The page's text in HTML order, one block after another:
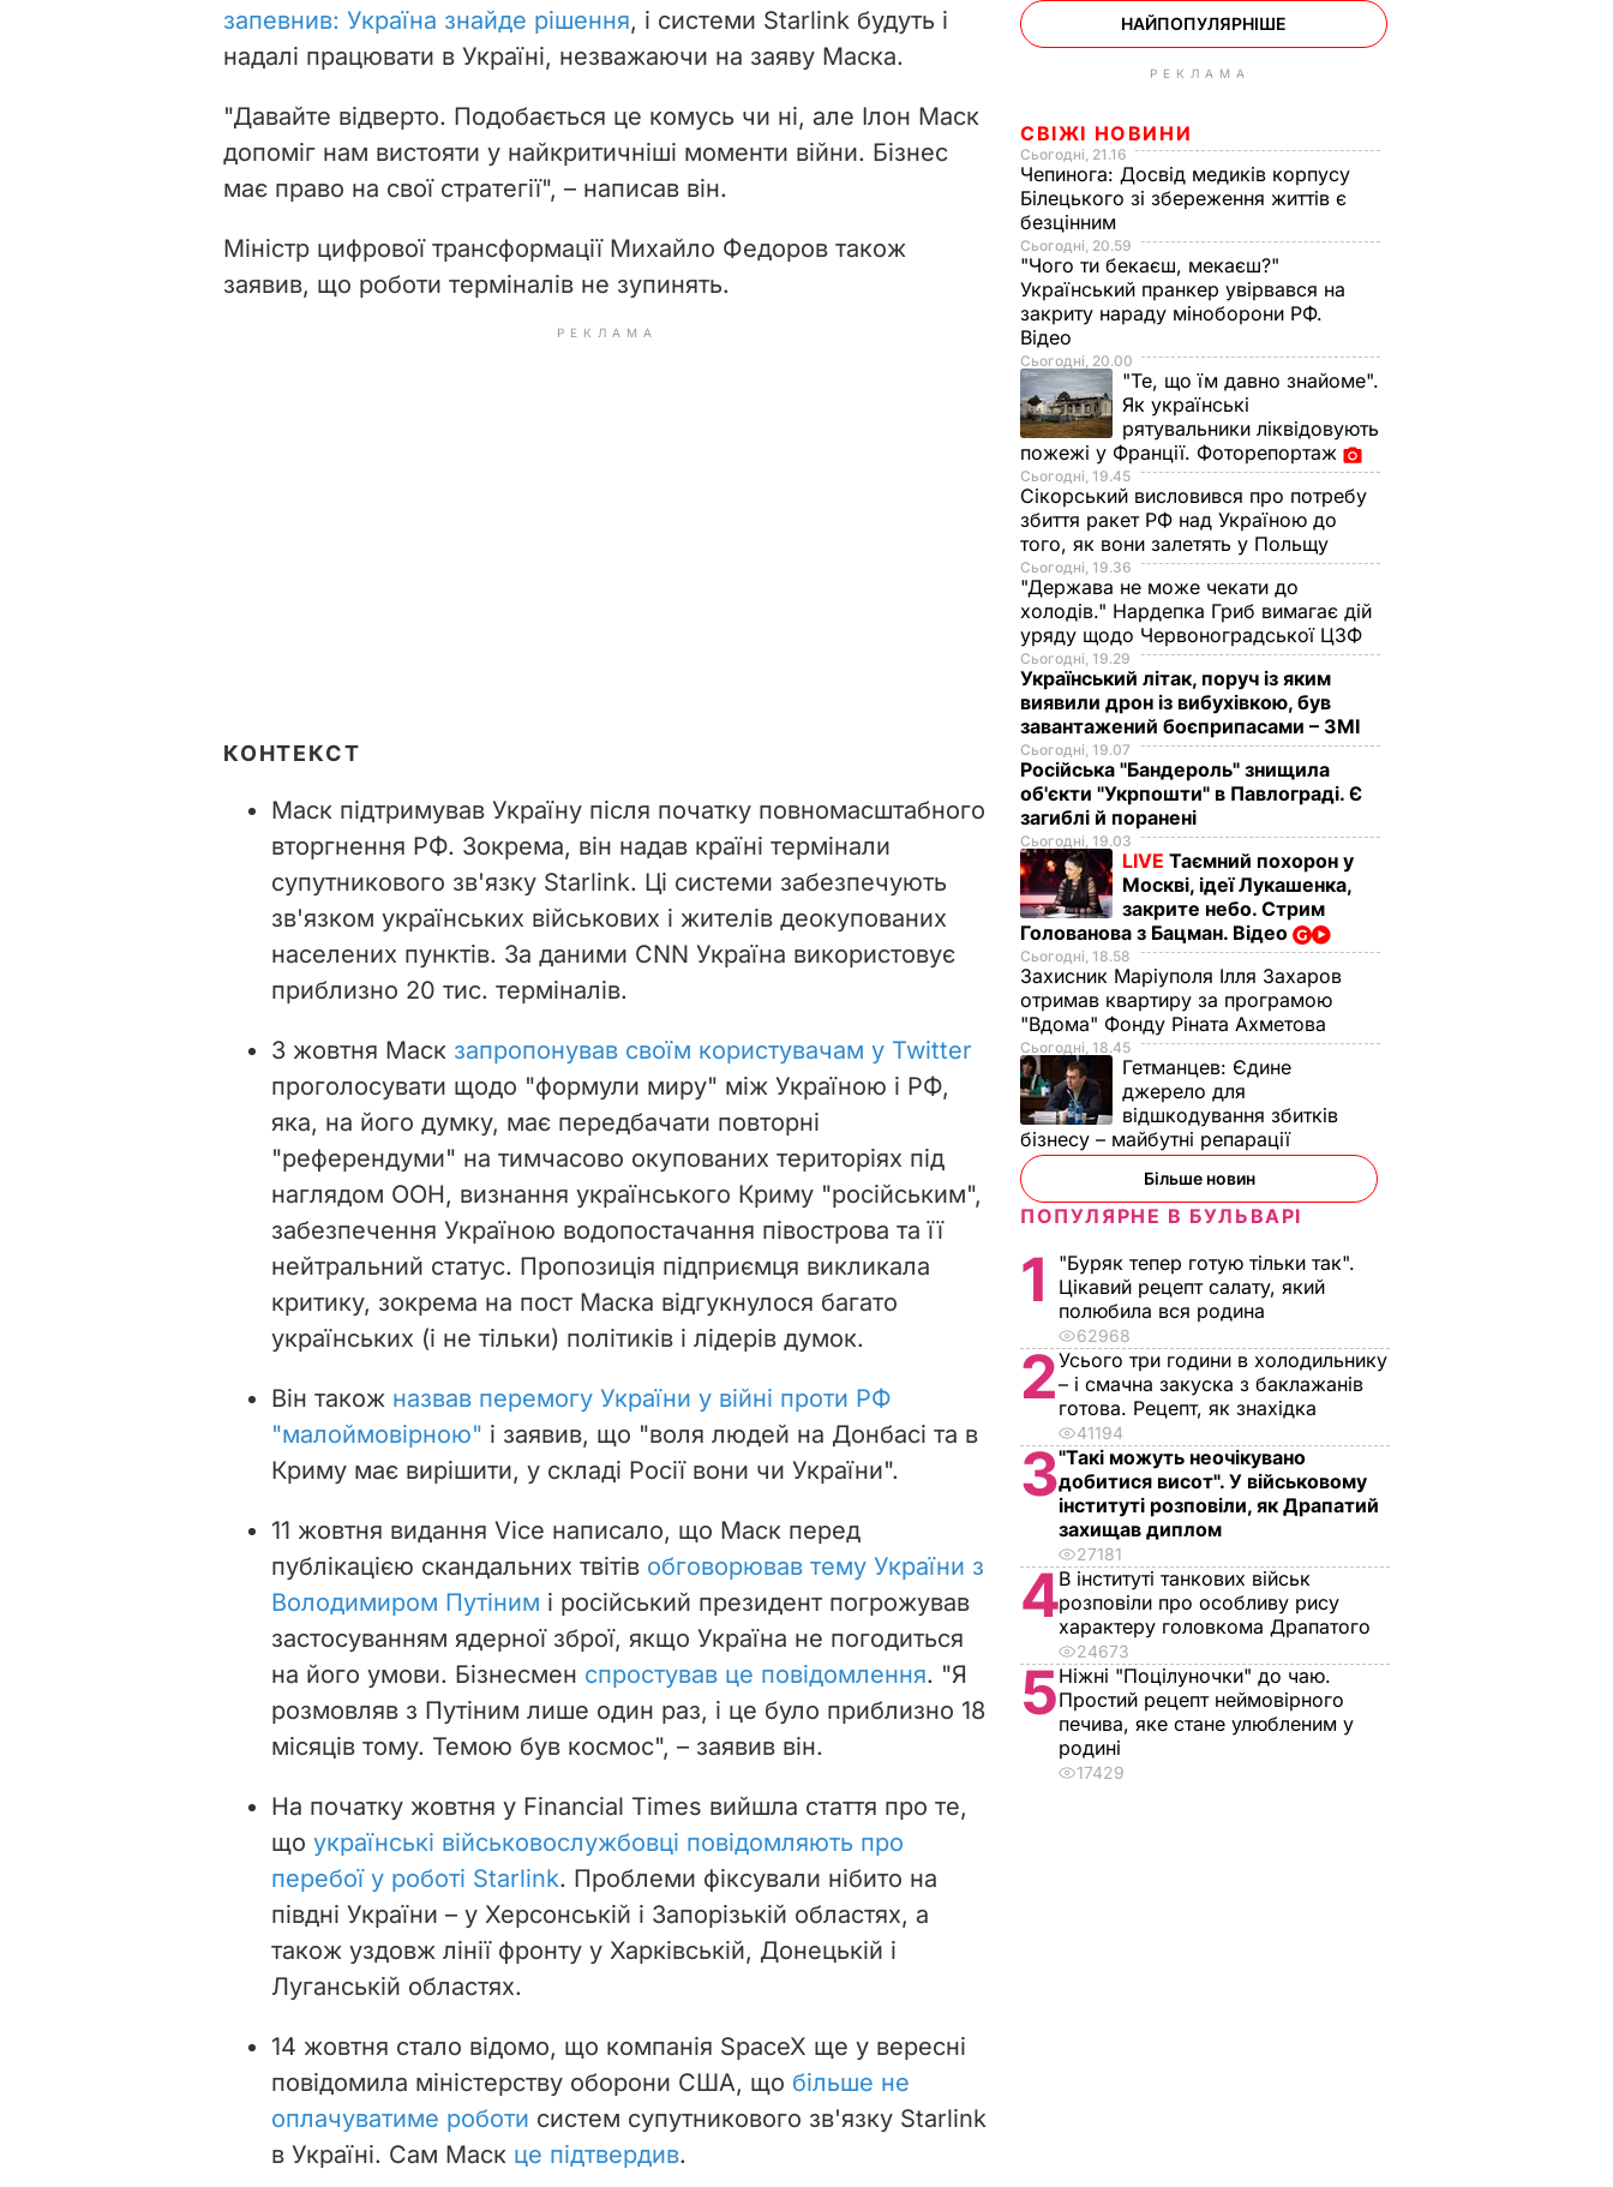
запевнив: Україна знайде рішення, і системи Starlink будуть і
надалі працювати в Україні, незважаючи на заяву Маска.
"Давайте відверто. Подобається це комусь чи ні, але Ілон Маск
допоміг нам вистояти у найкритичніші моменти війни. Бізнес
має право на свої стратегії", – написав він.
Міністр цифрової трансформації Михайло Федоров також
заявив, що роботи терміналів не зупинять.
РЕКЛАМА
КОНТЕКСТ
Маск підтримував Україну після початку повномасштабного
вторгнення РФ. Зокрема, він надав країні термінали
супутникового зв'язку Starlink. Ці системи забезпечують
зв'язком українських військових і жителів деокупованих
населених пунктів. За даними CNN Україна використовує
приблизно 20 тис. терміналів.
3 жовтня Маск запропонував своїм користувачам у Twitter
проголосувати щодо "формули миру" між Україною і РФ,
яка, на його думку, має передбачати повторні
"референдуми" на тимчасово окупованих територіях під
наглядом ООН, визнання українського Криму "російським",
забезпечення Україною водопостачання півострова та її
нейтральний статус. Пропозиція підприємця викликала
критику, зокрема на пост Маска відгукнулося багато
українських (і не тільки) політиків і лідерів думок.
Він також назвав перемогу України у війні проти РФ
"малоймовірною" і заявив, що "воля людей на Донбасі та в
Криму має вирішити, у складі Росії вони чи України".
11 жовтня видання Vice написало, що Маск перед
публікацією скандальних твітів обговорював тему України з
Володимиром Путіним і російський президент погрожував
застосуванням ядерної зброї, якщо Україна не погодиться
на його умови. Бізнесмен спростував це повідомлення. "Я
розмовляв з Путіним лише один раз, і це було приблизно 18
місяців тому. Темою був космос", – заявив він.
На початку жовтня у Financial Times вийшла стаття про те,
що українські військовослужбовці повідомляють про
перебої у роботі Starlink. Проблеми фіксували нібито на
півдні України – у Херсонській і Запорізькій областях, а
також уздовж лінії фронту у Харківській, Донецькій і
Луганській областях.
14 жовтня стало відомо, що компанія SpaceX ще у вересні
повідомила міністерству оборони США, що більше не
оплачуватиме роботи систем супутникового зв'язку Starlink
в Україні. Сам Маск це підтвердив.
НАЙПОПУЛЯРНІШЕ
РЕКЛАМА
СВІЖІ НОВИНИ
Сьогодні, 21.16
Чепинога: Досвід медиків корпусу
Білецького зі збереження життів є
безцінним
Сьогодні, 20.59
"Чого ти бекаєш, мекаєш?"
Український пранкер увірвався на
закриту нараду міноборони РФ.
Відео
Сьогодні, 20.00
"Те, що їм давно знайоме".
Як українські
рятувальники ліквідовують
пожежі у Франції. Фоторепортаж
Сьогодні, 19.45
Сікорський висловився про потребу
збиття ракет РФ над Україною до
того, як вони залетять у Польщу
Сьогодні, 19.36
"Держава не може чекати до
холодів." Нардепка Гриб вимагає дій
уряду щодо Червоноградської ЦЗФ
Сьогодні, 19.29
Український літак, поруч із яким
виявили дрон із вибухівкою, був
завантажений боєприпасами – ЗМІ
Сьогодні, 19.07
Російська "Бандероль" знищила
об'єкти "Укрпошти" в Павлограді. Є
загиблі й поранені
Сьогодні, 19.03
LIVE Таємний похорон у
Москві, ідеї Лукашенка,
закрите небо. Стрим
Голованова з Бацман. Відео
Сьогодні, 18.58
Захисник Маріуполя Ілля Захаров
отримав квартиру за програмою
"Вдома" Фонду Ріната Ахметова
Сьогодні, 18.45
Гетманцев: Єдине
джерело для
відшкодування збитків
бізнесу – майбутні репарації
Більше новин
ПОПУЛЯРНЕ В БУЛЬВАРІ
1
"Буряк тепер готую тільки так".
Цікавий рецепт салату, який
полюбила вся родина
62968
2Усього три години в холодильнику
– і смачна закуска з баклажанів
готова. Рецепт, як знахідка
41194
3"Такі можуть неочікувано
добитися висот". У військовому
інституті розповіли, як Драпатий
захищав диплом
27181
4В інституті танкових військ
розповіли про особливу рису
характеру головкома Драпатого
24673
5Ніжні "Поцілуночки" до чаю.
Простий рецепт неймовірного
печива, яке стане улюбленим у
родині
17429